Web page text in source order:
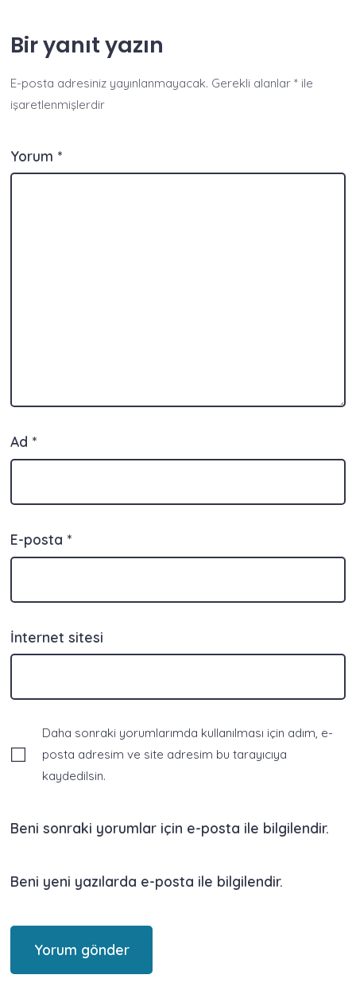
Bir yanıt yazın
E-posta adresiniz yayınlanmayacak. Gerekli alanlar *ile
işaretlenmişlerdir
Yorum *
Ad *
E-posta *
İnternet sitesi
Daha sonraki yorumlarımda kullanılması için adım, e-
posta adresim ve site adresim bu tarayıcıya
kaydedilsin.
Beni sonraki yorumlar için e-posta ile bilgilendir.
Beni yeni yazılarda e-posta ile bilgilendir.